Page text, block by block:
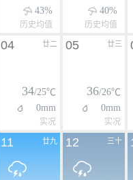
43%
历史均值
40%
历史均值
廿二
04
34/25℃
0mm
实况
廿三
05
36/26℃
0mm
实况
廿九
11 三十
12